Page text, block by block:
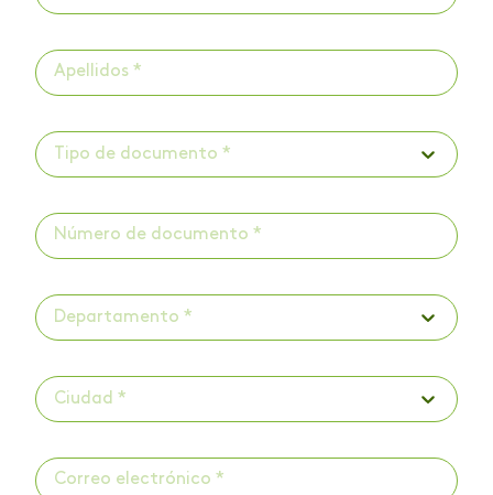
Tipo de documento *
Departamento *
Ciudad *